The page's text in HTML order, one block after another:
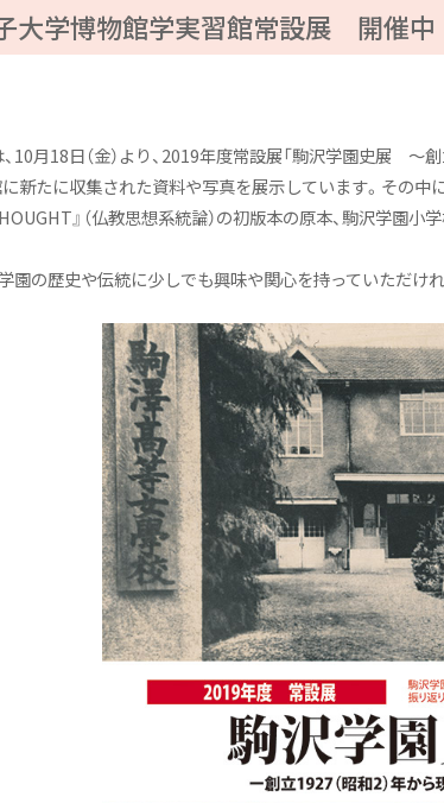
学博物館学実習館常設展 開催中
月18日（金）より、2019年度常設展「駒沢学園史展 ～
新たに収集された資料や写真を展示しています。その中
』（仏教思想系統論）の初版本の原本、駒沢学園
園の歴史や伝統に少しでも興味や関心を持っていただけれ